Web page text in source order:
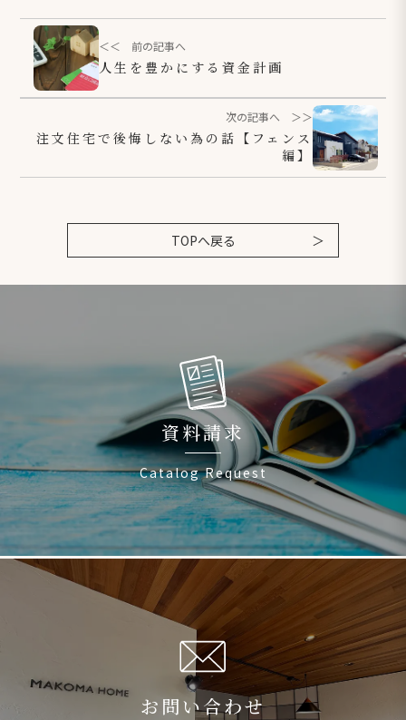
＜＜ 前の記事へ
人生を豊かにする資金計画
次の記事へ ＞＞
注文住宅で後悔しない為の話【フェンス
編】
TOPへ戻る
資料請求
Catalog Request
お問い合わせ